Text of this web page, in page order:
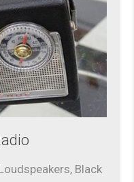
Black